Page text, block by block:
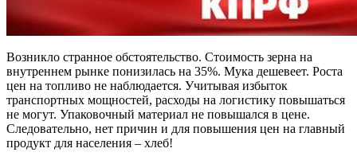
Возникло странное обстоятельство. Стоимость зерна на
внутреннем рынке понизилась на 35%. Мука дешевеет. Роста
цен на топливо не наблюдается. Учитывая избыток
транспортных мощностей, расходы на логистику повышаться
не могут. Упаковочный материал не повышался в цене.
Следовательно, нет причин и для повышения цен на главный
продукт для населения – хлеб!